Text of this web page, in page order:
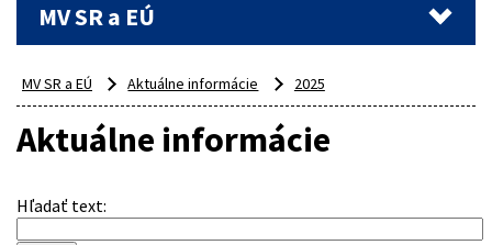
MV SR a EÚ
MV SR a EÚ Aktuálne informácie 2025
Aktuálne informácie
Hľadať text: